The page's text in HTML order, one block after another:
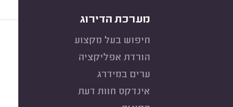
מערכת הדירוג
חיפוש בעל מקצוע
הורדת אפליקציה
ערים במידרג
אינדקס חוות דעת